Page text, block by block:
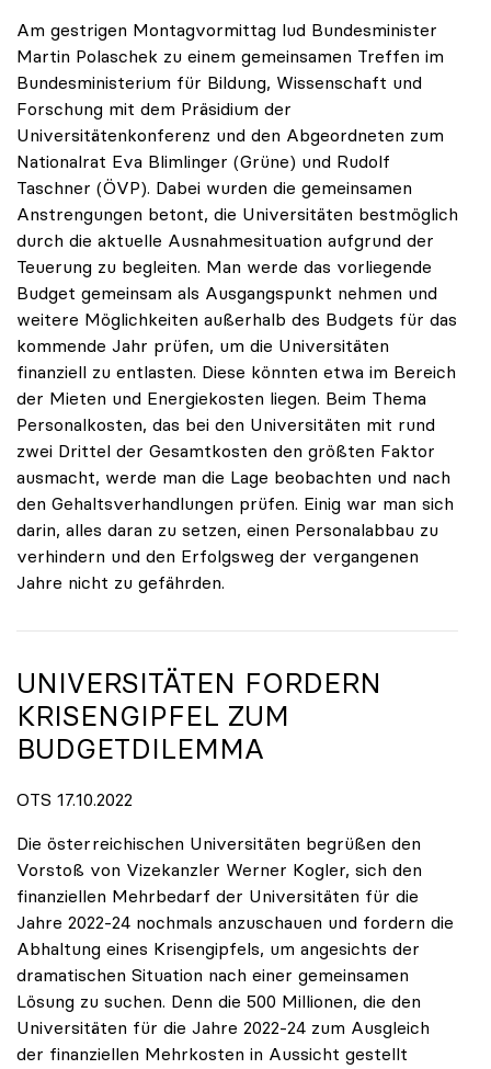
Am gestrigen Montagvormittag lud Bundesminister
Martin Polaschek zu einem gemeinsamen Treffen im
Bundesministerium für Bildung, Wissenschaft und
Forschung mit dem Präsidium der
Universitätenkonferenz und den Abgeordneten zum
Nationalrat Eva Blimlinger (Grüne) und Rudolf
Taschner (ÖVP). Dabei wurden die gemeinsamen
Anstrengungen betont, die Universitäten bestmöglich
durch die aktuelle Ausnahmesituation aufgrund der
Teuerung zu begleiten. Man werde das vorliegende
Budget gemeinsam als Ausgangspunkt nehmen und
weitere Möglichkeiten außerhalb des Budgets für das
kommende Jahr prüfen, um die Universitäten
finanziell zu entlasten. Diese könnten etwa im Bereich
der Mieten und Energiekosten liegen. Beim Thema
Personalkosten, das bei den Universitäten mit rund
zwei Drittel der Gesamtkosten den größten Faktor
ausmacht, werde man die Lage beobachten und nach
den Gehaltsverhandlungen prüfen. Einig war man sich
darin, alles daran zu setzen, einen Personalabbau zu
verhindern und den Erfolgsweg der vergangenen
Jahre nicht zu gefährden.
UNIVERSITÄTEN FORDERN
KRISENGIPFEL ZUM
BUDGETDILEMMA
OTS 17.10.2022
Die österreichischen Universitäten begrüßen den
Vorstoß von Vizekanzler Werner Kogler, sich den
finanziellen Mehrbedarf der Universitäten für die
Jahre 2022-24 nochmals anzuschauen und fordern die
Abhaltung eines Krisengipfels, um angesichts der
dramatischen Situation nach einer gemeinsamen
Lösung zu suchen. Denn die 500 Millionen, die den
Universitäten für die Jahre 2022-24 zum Ausgleich
der finanziellen Mehrkosten in Aussicht gestellt